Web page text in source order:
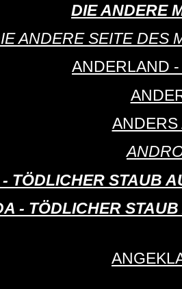
DIE ANDERE
ANDERE SEITE DES
ANDERLAND
ANDERS
TÖDLICHER STAUB
- TÖDLICHER